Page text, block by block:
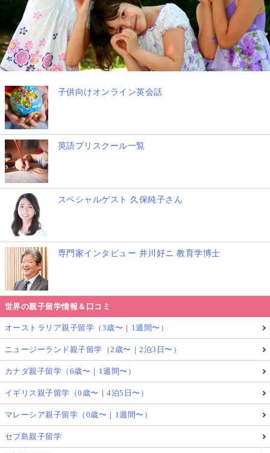
子供向けオンライン英会話
英語プリスクール一覧
スペシャルゲスト 久保純子さん
専門家インタビュー 井川好ニ 教育学博士
世界の親子留学情報＆口コミ
オーストラリア親子留学（3歳〜｜1週間〜）
ニュージーランド親子留学（2歳〜｜2泊3日〜）
カナダ親子留学（6歳〜｜1週間〜）
イギリス親子留学（0歳〜｜4泊5日〜）
マレーシア親子留学（0歳〜｜1週間〜）
セブ島親子留学